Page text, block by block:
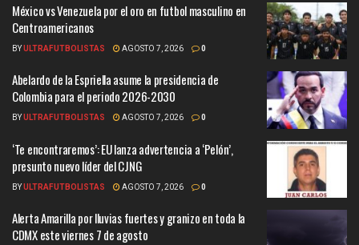
México vs Venezuela por el oro en futbol masculino en
Centroamericanos
BYULTRAFUTBOLISTAS AGOSTO 7, 2026 0
Abelardo de la Espriella asume la presidencia de
Colombia para el periodo 2026-2030
BYULTRAFUTBOLISTAS AGOSTO 7, 2026 0
‘Te encontraremos’: EU lanza advertencia a ‘Pelón’,
presunto nuevo líder del CJNG
BYULTRAFUTBOLISTAS AGOSTO 7, 2026 0
Alerta Amarilla por lluvias fuertes y granizo en toda la
CDMX este viernes 7 de agosto